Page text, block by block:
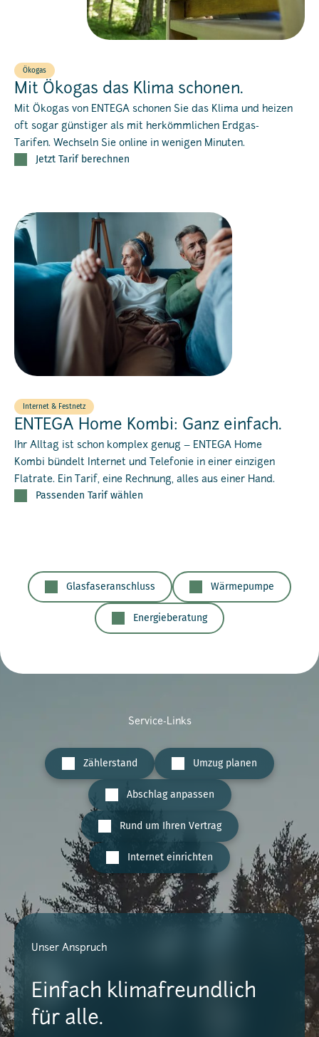
Ökogas
Mit Ökogas das Klima schonen.
Mit Ökogas von ENTEGA schonen Sie das Klima und heizen
oft sogar günstiger als mit herkömmlichen Erdgas-
Tarifen. Wechseln Sie online in wenigen Minuten.
Jetzt Tarif berechnen
Internet & Festnetz
ENTEGA Home Kombi: Ganz einfach.
Ihr Alltag ist schon komplex genug – ENTEGA Home
Kombi bündelt Internet und Telefonie in einer einzigen
Flatrate. Ein Tarif, eine Rechnung, alles aus einer Hand.
Passenden Tarif wählen
Glasfaseranschluss Wärmepumpe
Energieberatung
Service-Links
Zählerstand Umzug planen
Abschlag anpassen
Rund um Ihren Vertrag
Internet einrichten
Unser Anspruch
Einfach klimafreundlich
für alle.